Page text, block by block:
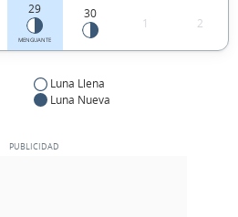
29
MENGUANTE
30
1 2
Luna Llena
Luna Nueva